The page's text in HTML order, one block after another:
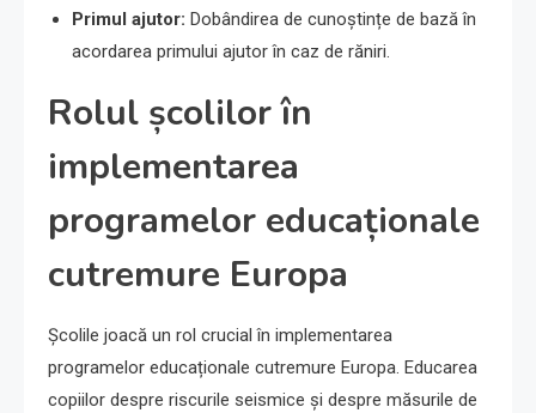
Primul ajutor: Dobândirea de cunoștințe de bază în
acordarea primului ajutor în caz de răniri.
Rolul școlilor în
implementarea
programelor educaționale
cutremure Europa
Școlile joacă un rol crucial în implementarea
programelor educaționale cutremure Europa. Educarea
copiilor despre riscurile seismice și despre măsurile de